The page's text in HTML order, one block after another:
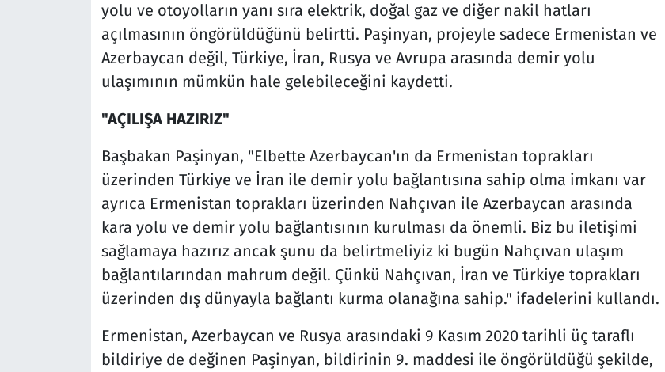
yolu ve otoyolların yanı sıra elektrik, doğal gaz ve diğer nakil hatları
açılmasının öngörüldüğünü belirtti. Paşinyan, projeyle sadece Ermenistan ve
Azerbaycan değil, Türkiye, İran, Rusya ve Avrupa arasında demir yolu
ulaşımının mümkün hale gelebileceğini kaydetti.
"AÇILIŞA HAZIRIZ"
Başbakan Paşinyan, "Elbette Azerbaycan'ın da Ermenistan toprakları
üzerinden Türkiye ve İran ile demir yolu bağlantısına sahip olma imkanı var
ayrıca Ermenistan toprakları üzerinden Nahçıvan ile Azerbaycan arasında
kara yolu ve demir yolu bağlantısının kurulması da önemli. Biz bu iletişimi
sağlamaya hazırız ancak şunu da belirtmeliyiz ki bugün Nahçıvan ulaşım
bağlantılarından mahrum değil. Çünkü Nahçıvan, İran ve Türkiye toprakları
üzerinden dış dünyayla bağlantı kurma olanağına sahip." ifadelerini kullandı.
Ermenistan, Azerbaycan ve Rusya arasındaki 9 Kasım 2020 tarihli üç taraflı
bildiriye de değinen Paşinyan, bildirinin 9. maddesi ile öngörüldüğü şekilde,